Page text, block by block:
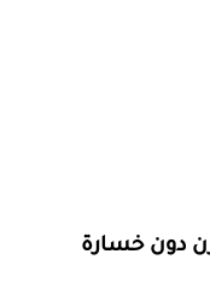
الوزن دون خسارة